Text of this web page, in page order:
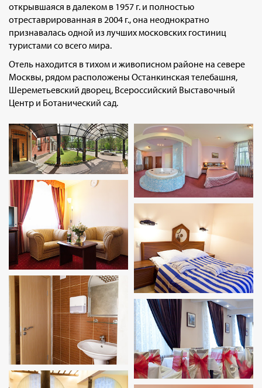
открывшаяся в далеком в 1957 г. и полностью
отреставрированная в 2004 г., она неоднократно
признавалась одной из лучших московских гостиниц
туристами со всего мира.
Отель находится в тихом и живописном районе на севере
Москвы, рядом расположены Останкинская телебашня,
Шереметьевский дворец, Всероссийский Выставочный
Центр и Ботанический сад.